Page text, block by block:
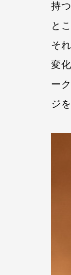
持
と
そ
変
ー
ジ